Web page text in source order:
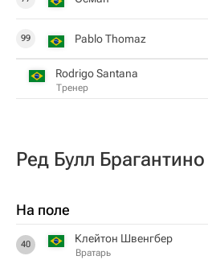
99 Pablo Thomaz
Rodrigo Santana
Тренер
Ред Булл Брагантино
На поле
40 Клейтон Швенгбер
Вратарь